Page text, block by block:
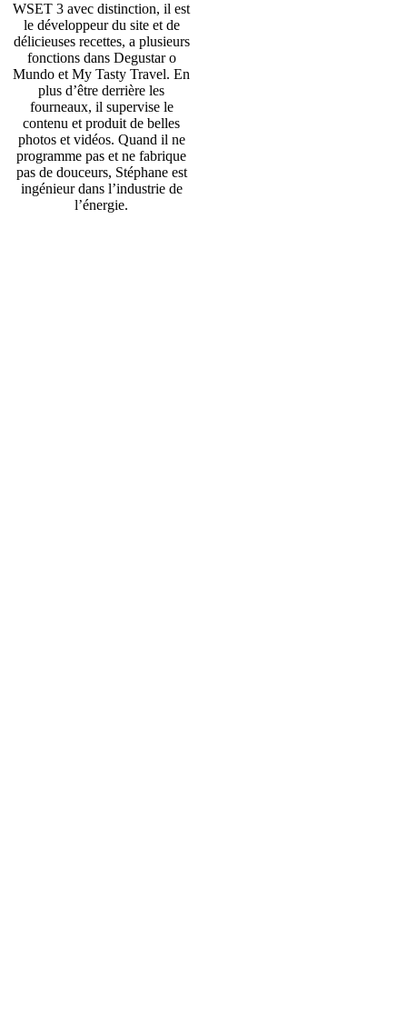
WSET 3 avec distinction, il est
le développeur du site et de
délicieuses recettes, a plusieurs
fonctions dans Degustar o
Mundo et My Tasty Travel. En
plus d’être derrière les
fourneaux, il supervise le
contenu et produit de belles
photos et vidéos. Quand il ne
programme pas et ne fabrique
pas de douceurs, Stéphane est
ingénieur dans l’industrie de
l’énergie.